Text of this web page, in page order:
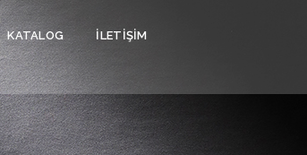
KATALOG İLETIŞIM